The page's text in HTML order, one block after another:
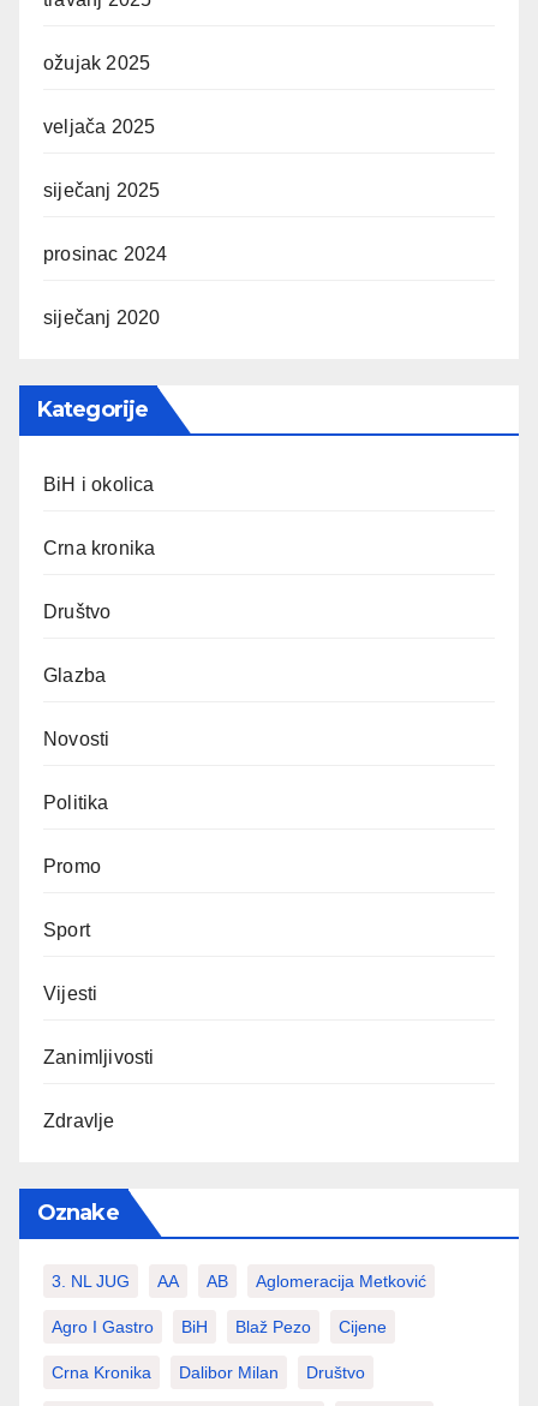
ožujak 2025
veljača 2025
siječanj 2025
prosinac 2024
siječanj 2020
Kategorije
BiH i okolica
Crna kronika
Društvo
Glazba
Novosti
Politika
Promo
Sport
Vijesti
Zanimljivosti
Zdravlje
Oznake
3. NL JUG AA AB Aglomeracija Metković
Agro I Gastro BiH Blaž Pezo Cijene
Crna Kronika Dalibor Milan Društvo